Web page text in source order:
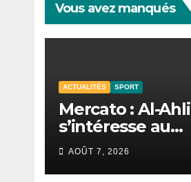
Vous avez manqués
ACTUALITÉS SPORT
Mercato : Al-Ahli
s’intéresse au
Sénégalais Pape
Guèye
AOÛT 7, 2026